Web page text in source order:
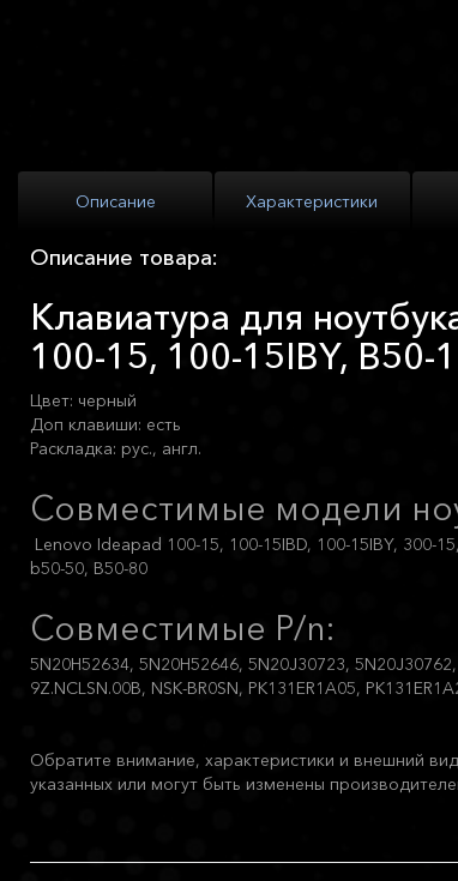
Описание Характеристики
Описание товара:
Клавиатура для
100-15, 100-15IBY, B50-
Цвет: черный
Доп клавиши: есть
Раскладка: рус., англ.
Совместимые модели
Lenovo Ideapad 100-15, 100-15IBD, 100-15IBY, 300-
b50-50, B50-80
Совместимые P/n:
5N20H52634, 5N20H52646, 5N20J30723,
9Z.NCLSN.00B, NSK-BR0SN, PK131ER1A05,
Обратите внимание, характеристики и внешний
указанных или могут быть изменены